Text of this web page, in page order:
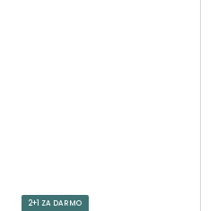
2+1 ZA DARMO